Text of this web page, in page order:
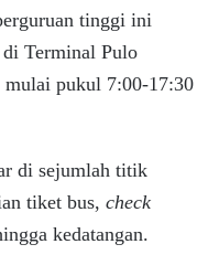
tinggi ini
Terminal Pulo
pukul 7:00-17:30
di sejumlah titik
tiket bus, check
kedatangan.